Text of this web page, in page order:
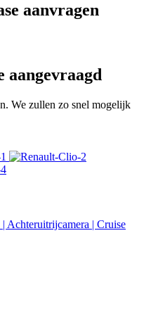
aanvragen
aangevraagd
We zullen zo snel mogelijk
Achteruitrijcamera | Cruise